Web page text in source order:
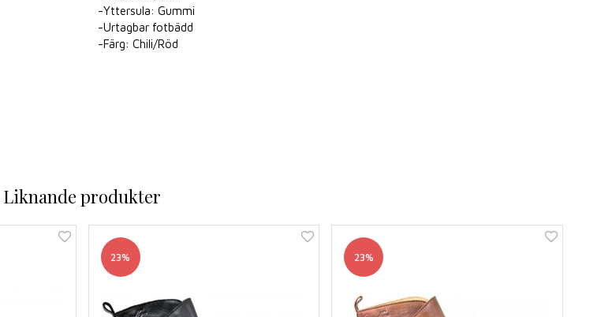
-Yttersula: Gummi
-Urtagbar fotbädd
-Färg: Chili/Röd
Liknande produkter
23% 23%